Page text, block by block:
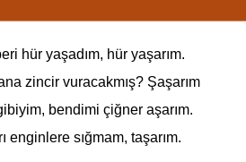
hür yaşadım, hür yaşarım.
zincir vuracakmış? Şaşarım
bendimi çiğner aşarım.
enginlere sığmam, taşarım.